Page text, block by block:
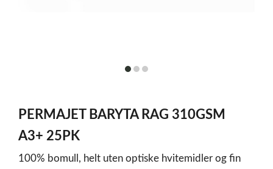
itemitemitem
of
3
PERMAJET BARYTA RAG 310GSM
A3+ 25PK
100% bomull, helt uten optiske hvitemidler og fin